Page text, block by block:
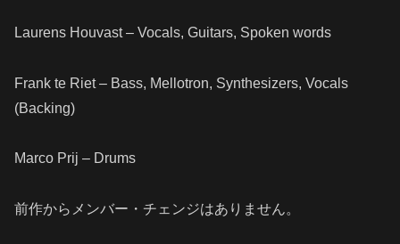
Laurens Houvast – Vocals, Guitars, Spoken words
Frank te Riet – Bass, Mellotron, Synthesizers, Vocals
(Backing)
Marco Prij – Drums
前作からメンバー・チェンジはありません。